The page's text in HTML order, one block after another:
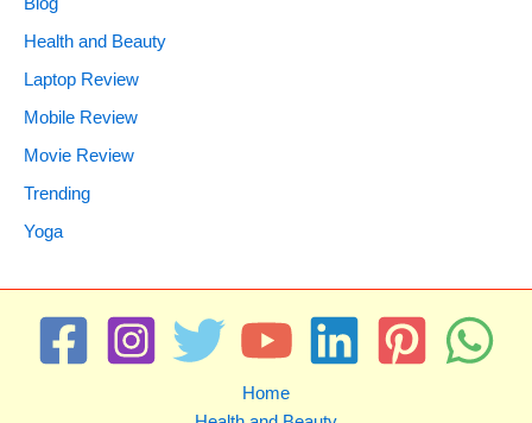
Blog
Health and Beauty
Laptop Review
Mobile Review
Movie Review
Trending
Yoga
Home